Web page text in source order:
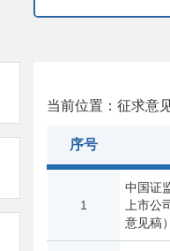
当前位置：征求意
序号
1
中国证
上市
意见稿